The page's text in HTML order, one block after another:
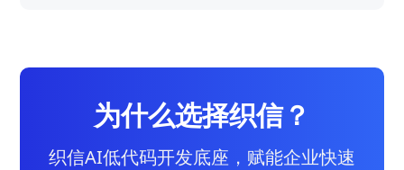
为什么选择织信？
织信AI低代码开发底座，赋能企业快速